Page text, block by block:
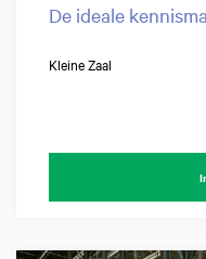
De ideale
Kleine Zaal